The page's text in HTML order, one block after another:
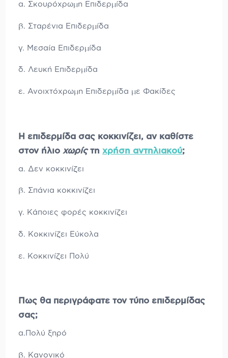
α. Σκουρόχρωμη Επιδερμίδα
β. Σταρένια Επιδερμίδα
γ. Μεσαία Επιδερμίδα
δ. Λευκή Επιδερμίδα
ε. Ανοιχτόχρωμη Επιδερμίδα με Φακίδες
Η επιδερμίδα σας κοκκινίζει, αν καθίστε
στον ήλιο χωρίςτηχρήση αντηλιακού;
α. Δεν κοκκινίζει
β. Σπάνια κοκκινίζει
γ. Κάποιες φορές κοκκινίζει
δ. Κοκκινίζει Εύκολα
ε. Κοκκινίζει Πολύ
Πως θα περιγράφατε τον τύπο επιδερμίδας
σας;
α.Πολύ ξηρό
β. Κανονικό